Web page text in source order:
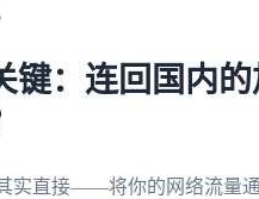
键：连回国内
实直接——将你的网络流量